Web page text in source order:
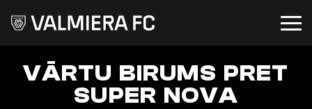
VĀRTU BIRUMS PRET
SUPER NOVA